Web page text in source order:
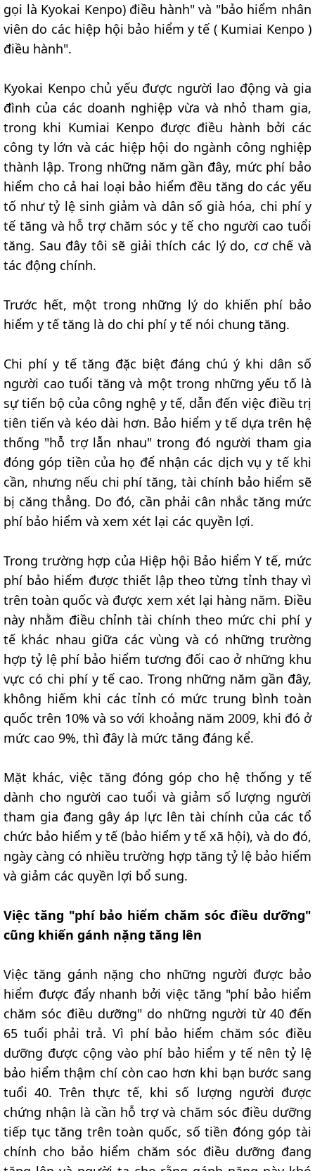
gọi là Kyokai Kenpo) điều hành" và "bảo hiểm nhân
viên do các hiệp hội bảo hiểm y tế ( Kumiai Kenpo )
điều hành".
Kyokai Kenpo chủ yếu được người lao động và gia
đình của các doanh nghiệp vừa và nhỏ tham gia,
trong khi Kumiai Kenpo được điều hành bởi các
công ty lớn và các hiệp hội do ngành công nghiệp
thành lập. Trong những năm gần đây, mức phí bảo
hiểm cho cả hai loại bảo hiểm đều tăng do các yếu
tố như tỷ lệ sinh giảm và dân số già hóa, chi phí y
tế tăng và hỗ trợ chăm sóc y tế cho người cao tuổi
tăng. Sau đây tôi sẽ giải thích các lý do, cơ chế và
tác động chính.
Trước hết, một trong những lý do khiến phí bảo
hiểm y tế tăng là do chi phí y tế nói chung tăng.
Chi phí y tế tăng đặc biệt đáng chú ý khi dân số
người cao tuổi tăng và một trong những yếu tố là
sự tiến bộ của công nghệ y tế, dẫn đến việc điều trị
tiên tiến và kéo dài hơn. Bảo hiểm y tế dựa trên hệ
thống "hỗ trợ lẫn nhau" trong đó người tham gia
đóng góp tiền của họ để nhận các dịch vụ y tế khi
cần, nhưng nếu chi phí tăng, tài chính bảo hiểm sẽ
bị căng thẳng. Do đó, cần phải cân nhắc tăng mức
phí bảo hiểm và xem xét lại các quyền lợi.
Trong trường hợp của Hiệp hội Bảo hiểm Y tế, mức
phí bảo hiểm được thiết lập theo từng tỉnh thay vì
trên toàn quốc và được xem xét lại hàng năm. Điều
này nhằm điều chỉnh tài chính theo mức chi phí y
tế khác nhau giữa các vùng và có những trường
hợp tỷ lệ phí bảo hiểm tương đối cao ở những khu
vực có chi phí y tế cao. Trong những năm gần đây,
không hiếm khi các tỉnh có mức trung bình toàn
quốc trên 10% và so với khoảng năm 2009, khi đó ở
mức cao 9%, thì đây là mức tăng đáng kể.
Mặt khác, việc tăng đóng góp cho hệ thống y tế
dành cho người cao tuổi và giảm số lượng người
tham gia đang gây áp lực lên tài chính của các tổ
chức bảo hiểm y tế (bảo hiểm y tế xã hội), và do đó,
ngày càng có nhiều trường hợp tăng tỷ lệ bảo hiểm
và giảm các quyền lợi bổ sung.
Việc tăng "phí bảo hiểm chăm sóc điều dưỡng"
cũng khiến gánh nặng tăng lên
Việc tăng gánh nặng cho những người được bảo
hiểm được đẩy nhanh bởi việc tăng "phí bảo hiểm
chăm sóc điều dưỡng" do những người từ 40 đến
65 tuổi phải trả. Vì phí bảo hiểm chăm sóc điều
dưỡng được cộng vào phí bảo hiểm y tế nên tỷ lệ
bảo hiểm thậm chí còn cao hơn khi bạn bước sang
tuổi 40. Trên thực tế, khi số lượng người được
chứng nhận là cần hỗ trợ và chăm sóc điều dưỡng
tiếp tục tăng trên toàn quốc, số tiền đóng góp tài
chính cho bảo hiểm chăm sóc điều dưỡng đang